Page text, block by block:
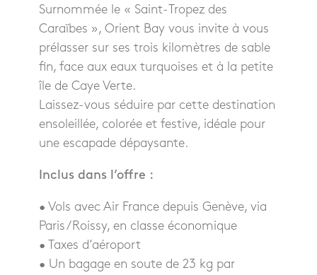
Surnommée le « Saint-Tropez des
Caraïbes », Orient Bay vous invite à vous
prélasser sur ses trois kilomètres de sable
fin, face aux eaux turquoises et à la petite
île de Caye Verte.
Laissez-vous séduire par cette destination
ensoleillée, colorée et festive, idéale pour
une escapade dépaysante.
Inclus dans l’offre :
• Vols avec Air France depuis Genève, via
Paris/Roissy, en classe économique
• Taxes d’aéroport
• Un bagage en soute de 23 kg par